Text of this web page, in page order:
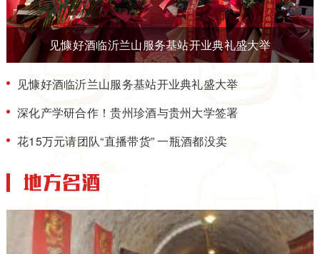
见慷好酒临沂兰山服务基站开业典礼盛大举
见慷好酒临沂兰山服务基站开业典礼盛大举
深化产学研合作！贵州珍酒与贵州大学签署
花15万元请团队“直播带货” 一瓶酒都没卖